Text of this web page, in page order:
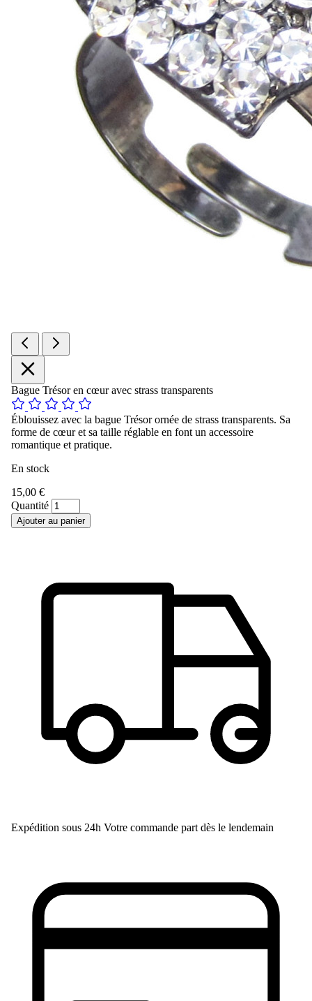
Bague Trésor en cœur avec strass transparents
Éblouissez avec la bague Trésor ornée de strass transparents. Sa
forme de cœur et sa taille réglable en font un accessoire
romantique et pratique.
En stock
15,00 €
Quantité
Ajouter au panier
Expédition sous 24h Votre commande part dès le lendemain